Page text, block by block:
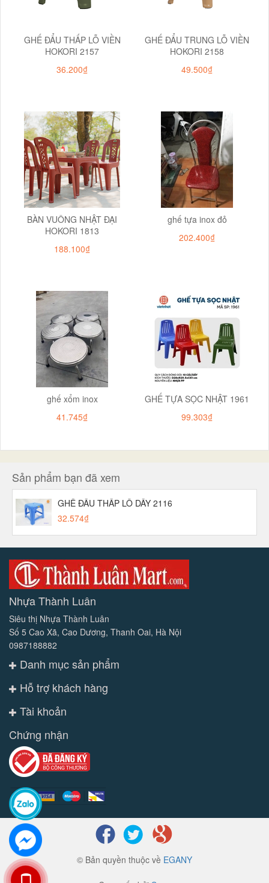
GHẾ ĐẨU THẤP LỖ VIỀN
HOKORI 2157
36.200₫
GHẾ ĐẨU TRUNG LỖ VIỀN
HOKORI 2158
49.500₫
BÀN VUÔNG NHẬT ĐẠI
HOKORI 1813
188.100₫
ghế tựa inox đỏ
202.400₫
ghế xổm inox
41.745₫
GHẾ TỰA SỌC NHẬT 1961
99.303₫
Sản phẩm bạn đã xem
GHẾ ĐẨU THẤP LỖ DẦY 2116
32.574₫
Nhựa Thành Luân
Siêu thị Nhựa Thành Luân
Số 5 Cao Xã, Cao Dương, Thanh Oai, Hà Nội
0987188882
Danh mục sản phẩm
Hỗ trợ khách hàng
Tài khoản
Chứng nhận
© Bản quyền thuộc về EGANY